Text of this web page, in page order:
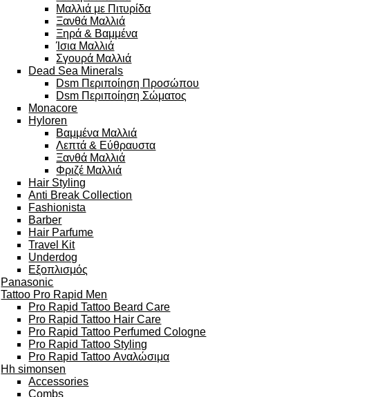
Μαλλιά με Πιτυρίδα
Ξανθά Μαλλιά
Ξηρά & Βαμμένα
Ίσια Μαλλιά
Σγουρά Μαλλιά
Dead Sea Minerals
Dsm Περιποίηση Προσώπου
Dsm Περιποίηση Σώματος
Monacore
Hyloren
Βαμμένα Μαλλιά
Λεπτά & Εύθραυστα
Ξανθά Μαλλιά
Φριζέ Μαλλιά
Hair Styling
Anti Break Collection
Fashionista
Barber
Hair Parfume
Travel Kit
Underdog
Εξοπλισμός
Panasonic
Tattoo Pro Rapid Men
Pro Rapid Tattoo Beard Care
Pro Rapid Tattoo Hair Care
Pro Rapid Tattoo Perfumed Cologne
Pro Rapid Tattoo Styling
Pro Rapid Tattoo Αναλώσιμα
Hh simonsen
Accessories
Combs